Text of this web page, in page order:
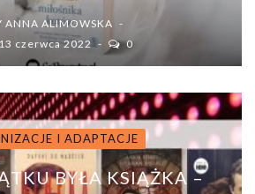
ANNA ALIMOWSKA
13 czerwca 2022
0
I ADAPTACJE
BYŁA KSIĄŻKA –